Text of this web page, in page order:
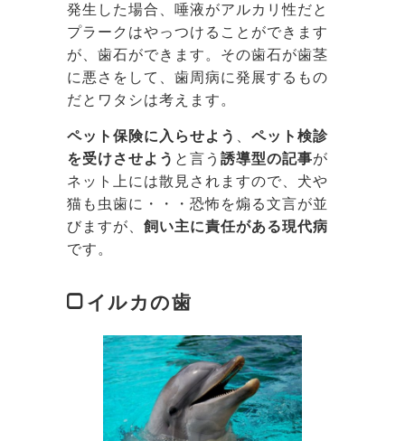
発生した場合、唾液がアルカリ性だと
プラークはやっつけることができます
が、歯石ができます。その歯石が歯茎
に悪さをして、歯周病に発展するもの
だとワタシは考えます。
ペット保険に入らせよう
ペット検診
を受けさせよう と言う 誘導型の記事が
ネット上には散見されますので、犬や
猫も虫歯に・・・恐怖を煽る文言が並
びますが、 飼い主に責任がある現代病
です。
イルカの歯